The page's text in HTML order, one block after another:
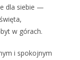
dla siebie —
w górach.
i spokojnym